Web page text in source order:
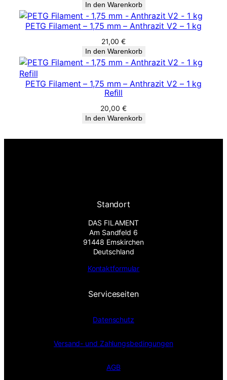
In den Warenkorb
PETG Filament – 1,75 mm – Anthrazit V2 – 1 kg
21,00€
In den Warenkorb
PETG Filament – 1,75 mm – Anthrazit V2 – 1 kg
Refill
20,00 €
In den Warenkorb
Standort
DAS FILAMENT
Am Sandfeld 6
91448 Emskirchen
Deutschland
Kontaktformular
Serviceseiten
Datenschutz
Versand- und Zahlungsbedingungen
AGB